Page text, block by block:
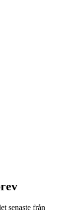
senaste från